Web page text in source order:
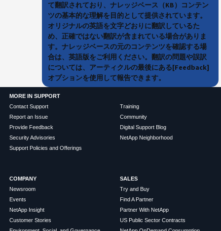
て翻訳されており、ナレッジベース（KB）コンテン
ツの基本的な理解を目的として提供されています。
オリジナルの英語を文字どおりに翻訳しているた
め、正確ではない翻訳が含まれている場合がありま
す。ナレッジベースの元のコンテンツを確認する場
合は、英語版をご利用ください。翻訳の問題や誤訳
については、アーティクルの最後にある[Feedback]
オプションを使用して報告できます。
MORE IN SUPPORT
Contact Support
Report an Issue
Provide Feedback
Security Advisories
Support Policies and Offerings
Training
Community
Digital Support Blog
NetApp Neighborhood
COMPANY
Newsroom
Events
NetApp Insight
Customer Stories
SALES
Try and Buy
Find A Partner
Partner With NetApp
US Public Sector Contracts